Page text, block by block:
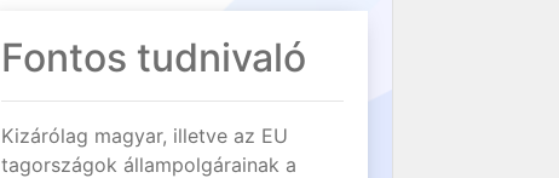
Fontos tudnivaló
Kizárólag magyar, illetve az EU
tagországok állampolgárainak a